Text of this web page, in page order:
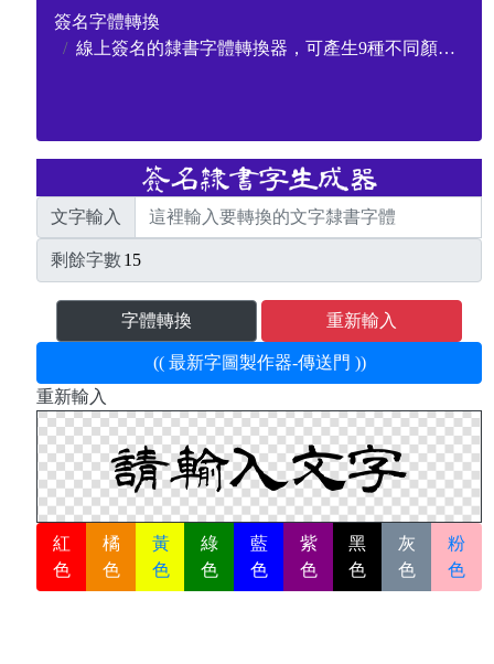
簽名字體轉換
線上簽名的隸書字體轉換器，可產生9種不同顏色的隸書字
文字輸入
剩餘字數
字體轉換 重新輸入
(( 最新字圖製作器-傳送門 ))
重新輸入
紅
色
橘
色
黃
色
綠
色
藍
色
紫
色
黑
色
灰
色
粉
色